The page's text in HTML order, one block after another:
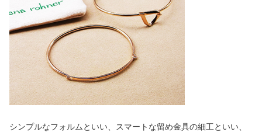
シンプルなフォルムといい、スマートな留め金具の細工といい、